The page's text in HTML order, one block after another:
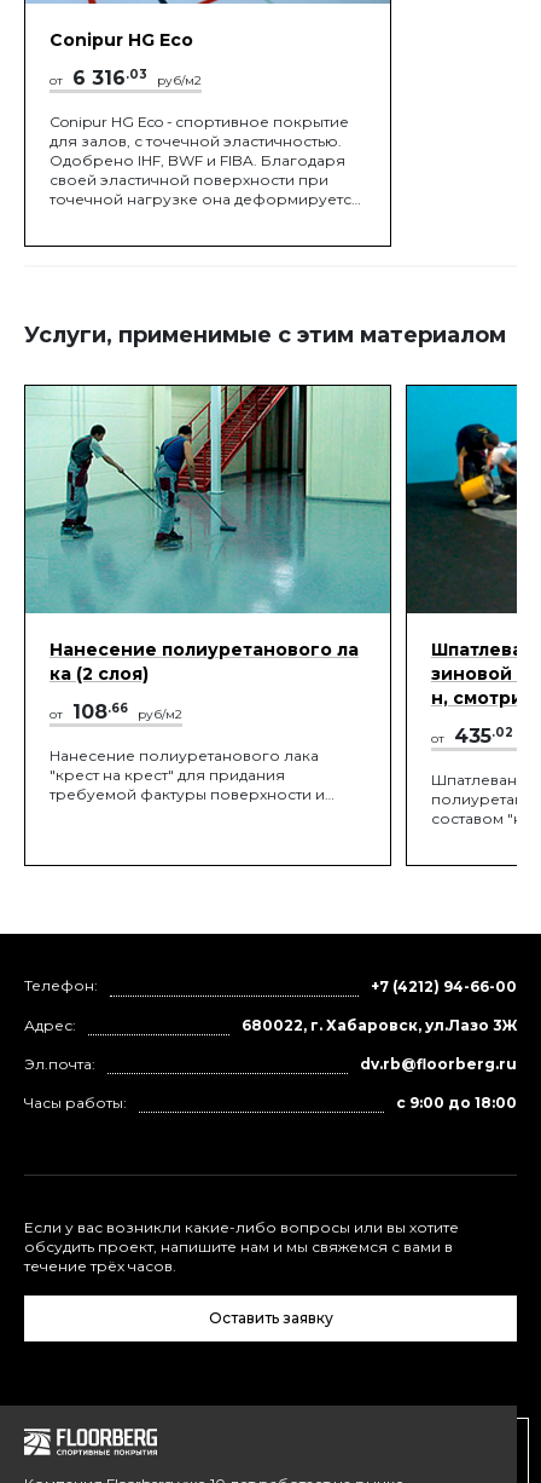
Conipur HG Eco
от 6 316.03 руб/м2
Conipur HG Eco - cпортивное покрытие
для залов, с точечной эластичностью.
Одобрено IHF, BWF и FIBA. Благодаря
своей эластичной поверхности при
точечной нагрузке она деформируется,
Услуги, применимые с этим материалом
Нанесение полиуретанового ла
ка (2 слоя)
от 108.66 руб/м2
Нанесение полиуретанового лака
"крест на крест" для придания
требуемой фактуры поверхности и
зиновой
н, смотри
от 435.02
составом "на
Телефон: +7 (4212) 94-66-00
Адрес: 680022, г. Хабаровск, ул.Лазо 3Ж
Эл.почта: dv.rb@floorberg.ru
Часы работы: с 9:00 до 18:00
Если у вас возникли какие-либо вопросы или вы хотите
обсудить проект, напишите нам и мы свяжемся с вами в
течение трёх часов.
Оставить заявку